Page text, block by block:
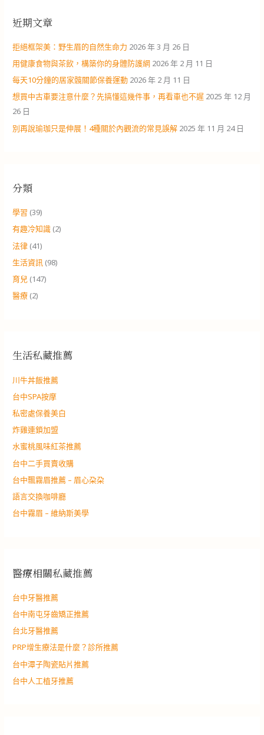
近期文章
拒絕框架美：野生眉的自然生命力 2026 年 3 月 26 日
用健康食物與茶飲，構築你的身體防護網 2026 年 2 月 11 日
每天10分鐘的居家髖關節保養運動 2026 年 2 月 11 日
想買中古車要注意什麼？先搞懂這幾件事，再看車也不遲 2025 年 12 月
26 日
別再說瑜珈只是伸展！4種關於內觀流的常見誤解 2025 年 11 月 24 日
分類
學習 (39)
有趣冷知識 (2)
法律 (41)
生活資訊 (98)
育兒 (147)
醫療 (2)
生活私藏推薦
川牛丼飯推薦
台中SPA按摩
私密處保養美白
炸雞連鎖加盟
水蜜桃風味紅茶推薦
台中二手買賣收購
台中飄霧眉推薦 – 眉心朶朶
語言交換咖啡廳
台中霧眉 – 維納斯美學
醫療相關私藏推薦
台中牙醫推薦
台中南屯牙齒矯正推薦
台北牙醫推薦
PRP增生療法是什麼？診所推薦
台中潭子陶瓷貼片推薦
台中人工植牙推薦